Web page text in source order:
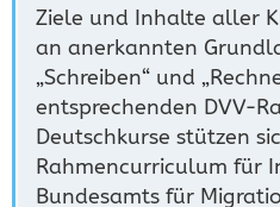
Ziele und Inhalte aller
an anerkannten
„Schreiben“ und
entsprechenden DVV-
Deutschkurse stützen
Rahmencurriculum für
Bundesamts für